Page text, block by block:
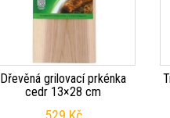
Dřevěná grilovací prkénka
cedr 13×28 cm